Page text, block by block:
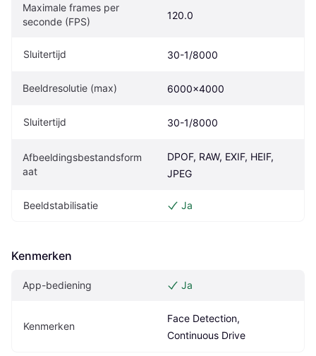
Maximale frames per
seconde (FPS)
120.0
Sluitertijd 30-1/8000
Beeldresolutie (max) 6000x4000
Sluitertijd 30-1/8000
Afbeeldingsbestandsform
aat
DPOF, RAW, EXIF, HEIF,
JPEG
Beeldstabilisatie Ja
Kenmerken
App-bediening Ja
Kenmerken
Face Detection,
Continuous Drive